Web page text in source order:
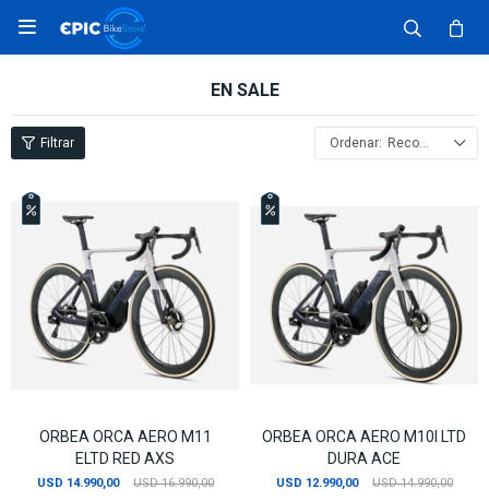

EN SALE
Recomendados
ORBEA ORCA AERO M11
ELTD RED AXS
USD 14.990,00 USD 16.990,00
ORBEA ORCA AERO M10I LTD
DURA ACE
USD 12.990,00 USD 14.990,00